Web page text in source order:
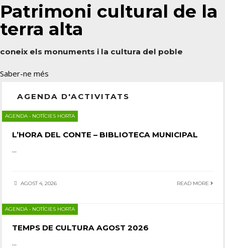
Patrimoni cultural de la
terra alta
coneix els monuments i la cultura del poble
Saber-ne més
AGENDA D'ACTIVITATS
AGENDA • NOTÍCIES HORTA
L’HORA DEL CONTE – BIBLIOTECA MUNICIPAL
...
AGOST 4, 2026 READ MORE
AGENDA • NOTÍCIES HORTA
TEMPS DE CULTURA AGOST 2026
...